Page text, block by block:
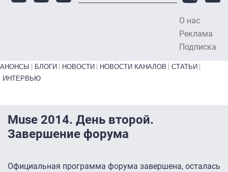
О нас
Реклама
Подписка
Primary links bottom
АНОНСЫ БЛОГИ НОВОСТИ НОВОСТИ КАНАЛОВ
СТАТЬИ
ИНТЕРВЬЮ
Muse 2014. День второй.
Завершение форума
Официальная программа форума завершена, осталась